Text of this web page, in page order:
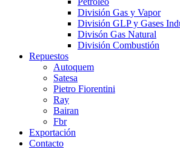
División Gas y Vapor
División GLP y Gases
Divisón Gas Natural
División Combustión
Repuestos
Autoquem
Satesa
Pietro Fiorentini
Ray
Bairan
Fbr
Exportación
Contacto